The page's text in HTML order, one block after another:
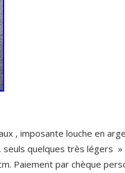
, imposante louche en
quelques très légers
Paiement par chèque